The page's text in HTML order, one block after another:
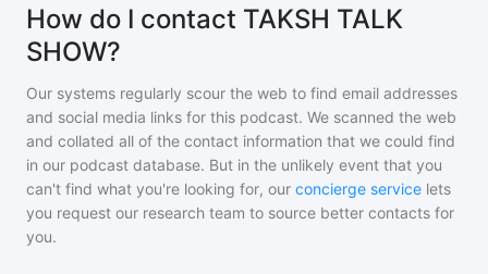
How do I contact TAKSH TALK
SHOW?
Our systems regularly scour the web to find email addresses
and social media links for this podcast. We scanned the web
and collated all of the contact information that we could find
in our podcast database. But in the unlikely event that you
can't find what you're looking for, our concierge service lets
you request our research team to source better contacts for
you.